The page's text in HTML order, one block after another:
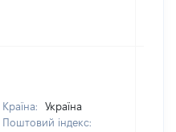
Країна:
Україна
Поштовий індекс: